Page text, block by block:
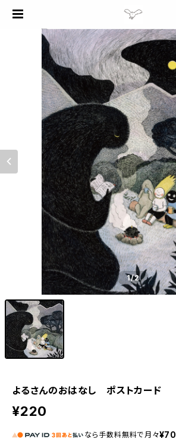
1/2
よるさんのおはなし ポストカード
¥220
なら 手数料無料で 月々¥70